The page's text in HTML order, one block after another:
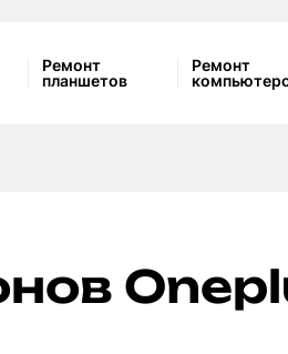
Ремонт
планшетов
Ремонт